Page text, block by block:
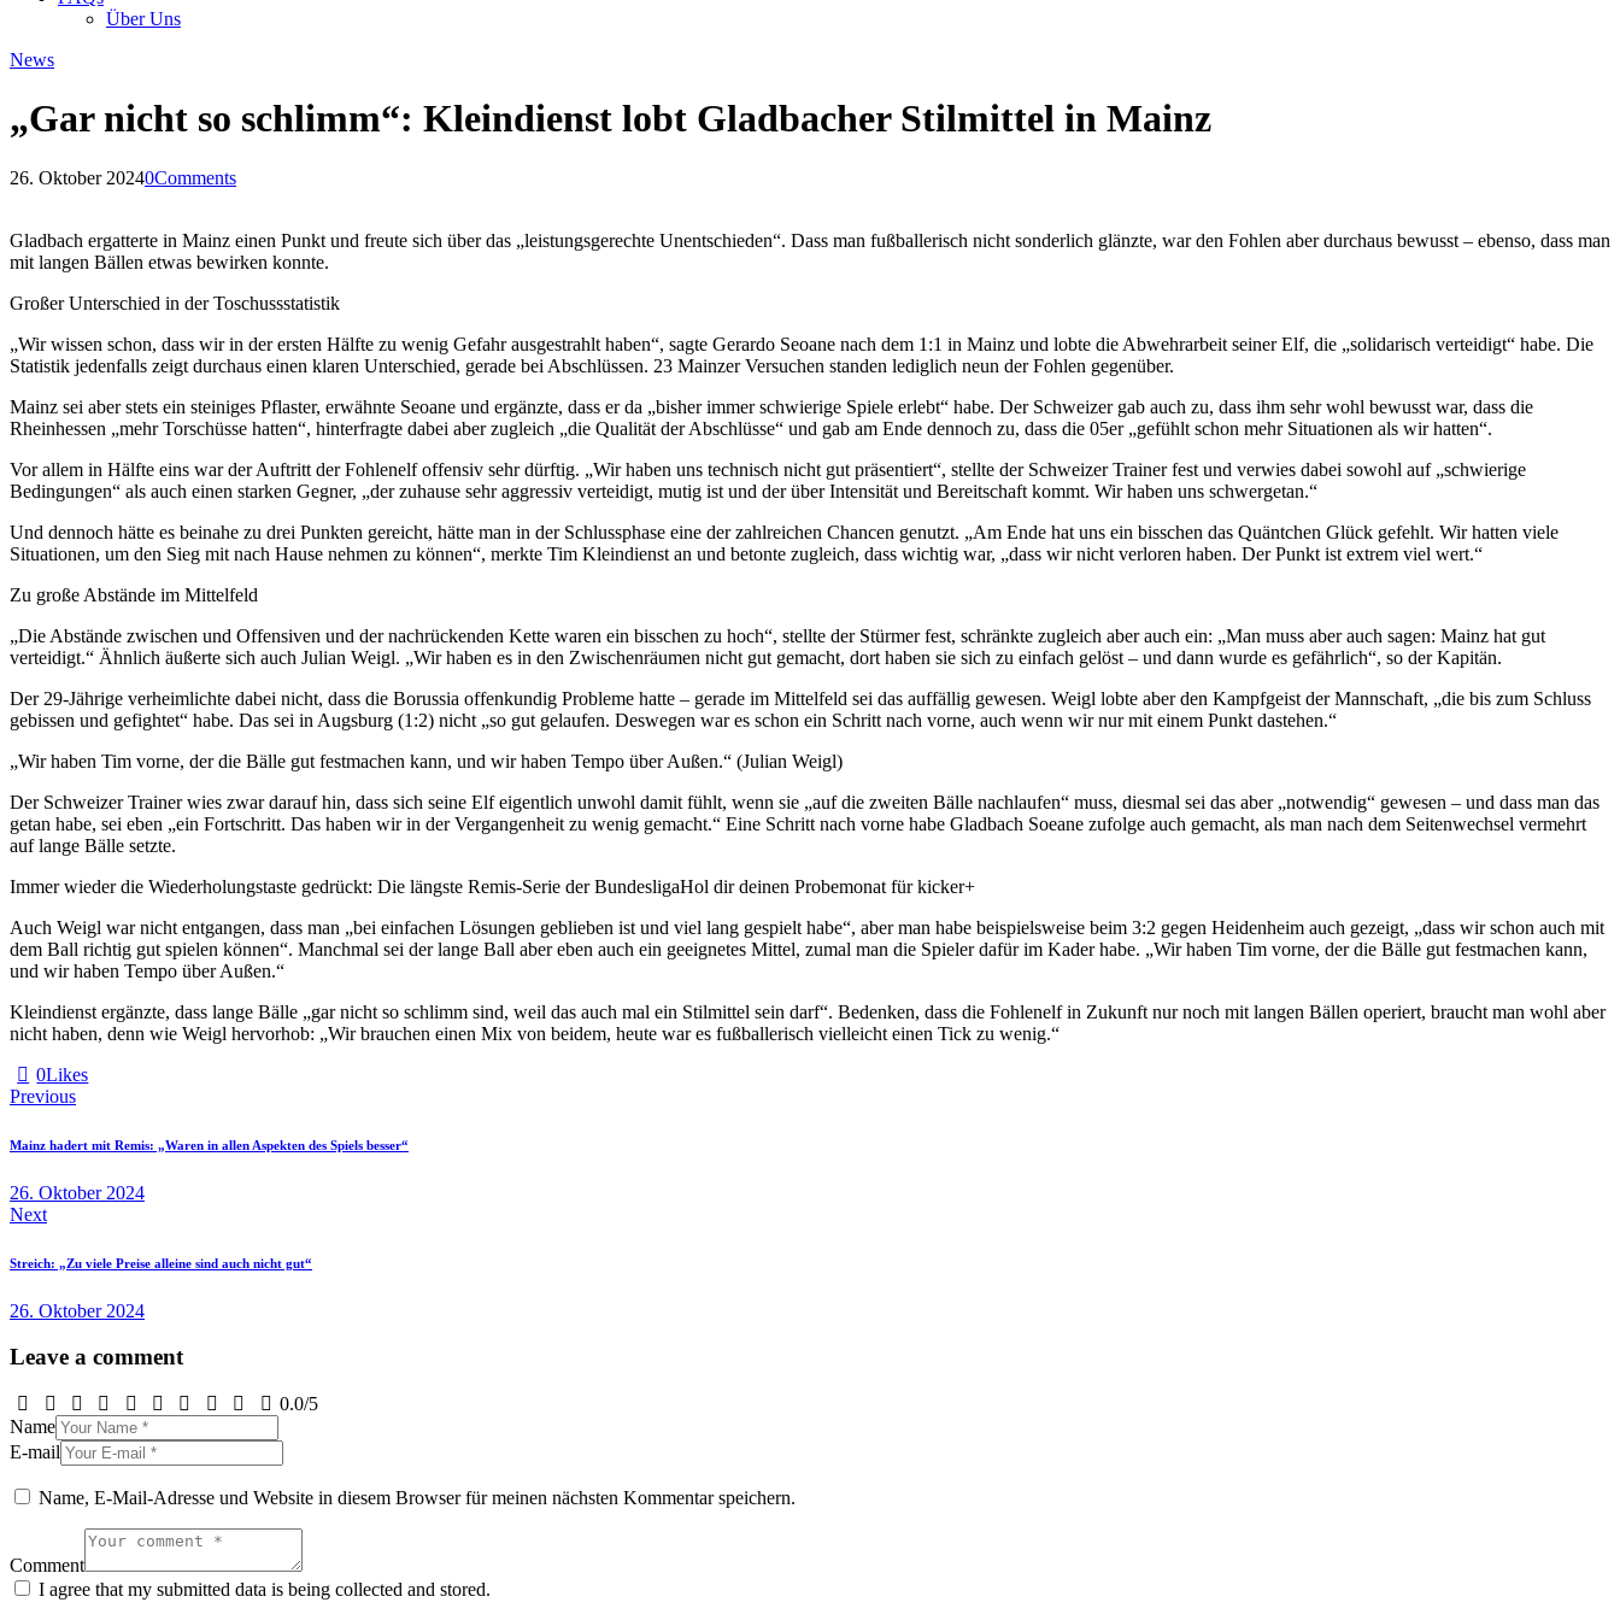
Über Uns
News
„Gar nicht so schlimm“: Kleindienst lobt Gladbacher Stilmittel in Mainz
26. Oktober 20240Comments
Gladbach ergatterte in Mainz einen Punkt und freute sich über das „leistungsgerechte Unentschieden“. Dass man fußballerisch nicht sonderlich glänzte, war den Fohlen aber durchaus bewusst – ebenso, dass man
mit langen Bällen etwas bewirken konnte.
Großer Unterschied in der Toschussstatistik
„Wir wissen schon, dass wir in der ersten Hälfte zu wenig Gefahr ausgestrahlt haben“, sagte Gerardo Seoane nach dem 1:1 in Mainz und lobte die Abwehrarbeit seiner Elf, die „solidarisch verteidigt“ habe. Die
Statistik jedenfalls zeigt durchaus einen klaren Unterschied, gerade bei Abschlüssen. 23 Mainzer Versuchen standen lediglich neun der Fohlen gegenüber.
Mainz sei aber stets ein steiniges Pflaster, erwähnte Seoane und ergänzte, dass er da „bisher immer schwierige Spiele erlebt“ habe. Der Schweizer gab auch zu, dass ihm sehr wohl bewusst war, dass die
Rheinhessen „mehr Torschüsse hatten“, hinterfragte dabei aber zugleich „die Qualität der Abschlüsse“ und gab am Ende dennoch zu, dass die 05er „gefühlt schon mehr Situationen als wir hatten“.
Vor allem in Hälfte eins war der Auftritt der Fohlenelf offensiv sehr dürftig. „Wir haben uns technisch nicht gut präsentiert“, stellte der Schweizer Trainer fest und verwies dabei sowohl auf „schwierige
Bedingungen“ als auch einen starken Gegner, „der zuhause sehr aggressiv verteidigt, mutig ist und der über Intensität und Bereitschaft kommt. Wir haben uns schwergetan.“
Und dennoch hätte es beinahe zu drei Punkten gereicht, hätte man in der Schlussphase eine der zahlreichen Chancen genutzt. „Am Ende hat uns ein bisschen das Quäntchen Glück gefehlt. Wir hatten viele
Situationen, um den Sieg mit nach Hause nehmen zu können“, merkte Tim Kleindienst an und betonte zugleich, dass wichtig war, „dass wir nicht verloren haben. Der Punkt ist extrem viel wert.“
Zu große Abstände im Mittelfeld
„Die Abstände zwischen und Offensiven und der nachrückenden Kette waren ein bisschen zu hoch“, stellte der Stürmer fest, schränkte zugleich aber auch ein: „Man muss aber auch sagen: Mainz hat gut
verteidigt.“ Ähnlich äußerte sich auch Julian Weigl. „Wir haben es in den Zwischenräumen nicht gut gemacht, dort haben sie sich zu einfach gelöst – und dann wurde es gefährlich“, so der Kapitän.
Der 29-Jährige verheimlichte dabei nicht, dass die Borussia offenkundig Probleme hatte – gerade im Mittelfeld sei das auffällig gewesen. Weigl lobte aber den Kampfgeist der Mannschaft, „die bis zum Schluss
gebissen und gefightet“ habe. Das sei in Augsburg (1:2) nicht „so gut gelaufen. Deswegen war es schon ein Schritt nach vorne, auch wenn wir nur mit einem Punkt dastehen.“
„Wir haben Tim vorne, der die Bälle gut festmachen kann, und wir haben Tempo über Außen.“ (Julian Weigl)
Der Schweizer Trainer wies zwar darauf hin, dass sich seine Elf eigentlich unwohl damit fühlt, wenn sie „auf die zweiten Bälle nachlaufen“ muss, diesmal sei das aber „notwendig“ gewesen – und dass man das
getan habe, sei eben „ein Fortschritt. Das haben wir in der Vergangenheit zu wenig gemacht.“ Eine Schritt nach vorne habe Gladbach Soeane zufolge auch gemacht, als man nach dem Seitenwechsel vermehrt
auf lange Bälle setzte.
Immer wieder die Wiederholungstaste gedrückt: Die längste Remis-Serie der BundesligaHol dir deinen Probemonat für kicker+
Auch Weigl war nicht entgangen, dass man „bei einfachen Lösungen geblieben ist und viel lang gespielt habe“, aber man habe beispielsweise beim 3:2 gegen Heidenheim auch gezeigt, „dass wir schon auch mit
dem Ball richtig gut spielen können“. Manchmal sei der lange Ball aber eben auch ein geeignetes Mittel, zumal man die Spieler dafür im Kader habe. „Wir haben Tim vorne, der die Bälle gut festmachen kann,
und wir haben Tempo über Außen.“
Kleindienst ergänzte, dass lange Bälle „gar nicht so schlimm sind, weil das auch mal ein Stilmittel sein darf“. Bedenken, dass die Fohlenelf in Zukunft nur noch mit langen Bällen operiert, braucht man wohl aber
nicht haben, denn wie Weigl hervorhob: „Wir brauchen einen Mix von beidem, heute war es fußballerisch vielleicht einen Tick zu wenig.“
0Likes
Beitragsnavigation
Previous
Mainz hadert mit Remis: „Waren in allen Aspekten des Spiels besser“
26. Oktober 2024
Next
Streich: „Zu viele Preise alleine sind auch nicht gut“
26. Oktober 2024
Leave a comment
0.0/5
Name
E-mail
Name, E-Mail-Adresse und Website in diesem Browser für meinen nächsten Kommentar speichern.
Comment
I agree that my submitted data is being collected and stored.